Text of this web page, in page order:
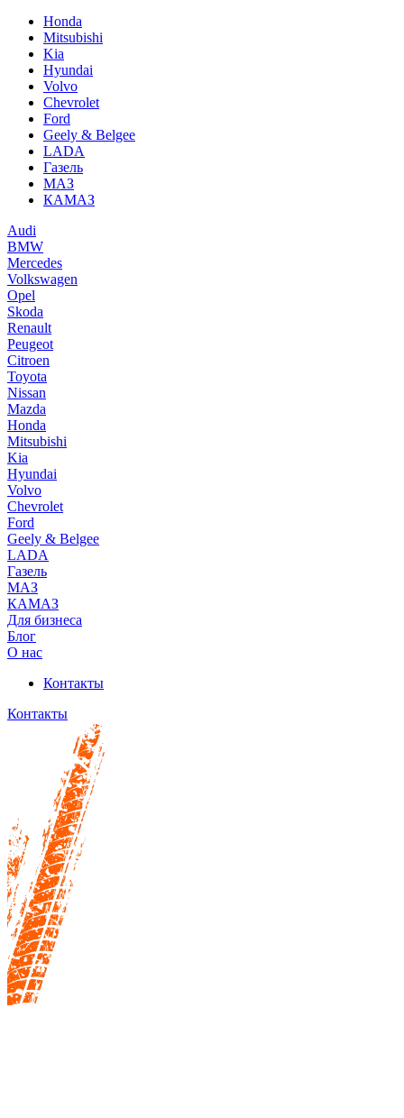
Honda
Mitsubishi
Kia
Hyundai
Volvo
Chevrolet
Ford
Geely & Belgee
LADA
Газель
МАЗ
КАМАЗ
Audi
BMW
Mercedes
Volkswagen
Opel
Skoda
Renault
Peugeot
Citroen
Toyota
Nissan
Mazda
Honda
Mitsubishi
Kia
Hyundai
Volvo
Chevrolet
Ford
Geely & Belgee
LADA
Газель
МАЗ
КАМАЗ
Для бизнеса
Блог
О нас
Контакты
Контакты